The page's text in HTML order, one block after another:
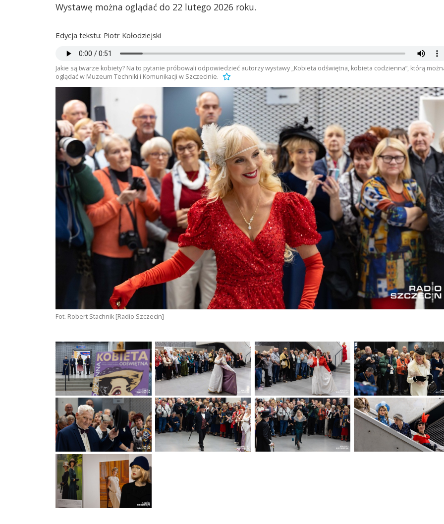
Wystawę można oglądać do 22 lutego 2026 roku.
Edycja tekstu: Piotr Kołodziejski
Jakie są twarze kobiety? Na to pytanie próbowali odpowiedzieć autorzy wystawy „Kobieta odświętna, kobieta codzienna”, którą
oglądać w Muzeum Techniki i Komunikacji w Szczecinie.
Fot. Robert Stachnik [Radio Szczecin]